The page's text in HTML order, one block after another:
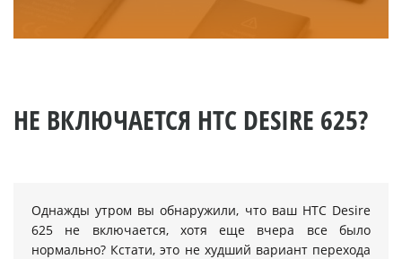
НЕ ВКЛЮЧАЕТСЯ HTC DESIRE 625?
Однажды утром вы обнаружили, что ваш HTC Desire
625 не включается, хотя еще вчера все было
нормально? Кстати, это не худший вариант перехода